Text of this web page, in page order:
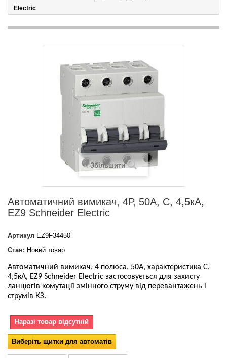
Electric
Збільшити
Автоматичний вимикач, 4Р, 50А, С, 4,5кА,
EZ9 Schneider Electric
Артикул EZ9F34450
Стан: Новий товар
Автоматичний вимикач, 4 полюса, 50А, характеристика С,
4,5кА, EZ9 Schneider Electric застосовується для захисту
ланцюгів комутації змінного струму від перевантажень і
струмів КЗ.
Наразі товар відсутній
Виберіть щитки для автоматів